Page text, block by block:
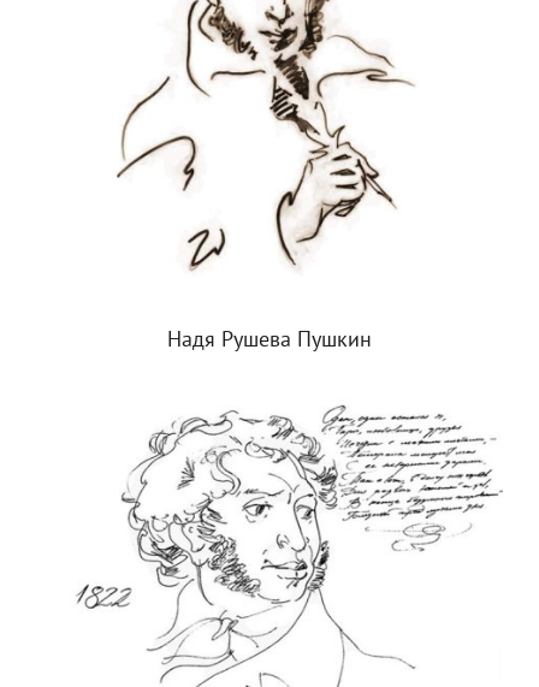
Надя Рушева Пушкин